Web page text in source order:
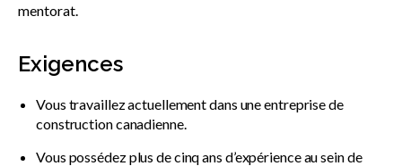
mentorat.
Exigences
Vous travaillez actuellement dans une entreprise de
construction canadienne.
Vous possédez plus de cinq ans d’expérience au sein de